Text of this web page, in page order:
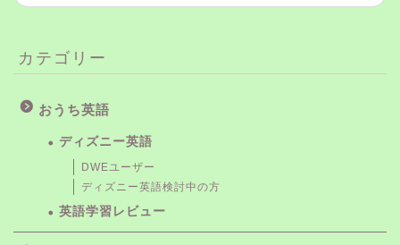
カテゴリー
おうち英語
ディズニー英語
DWEユーザー
ディズニー英語検討中の方
英語学習レビュー